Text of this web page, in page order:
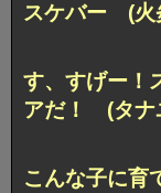
スケバー (火
す、すげー！
アだ！ (タナ
こんな子に